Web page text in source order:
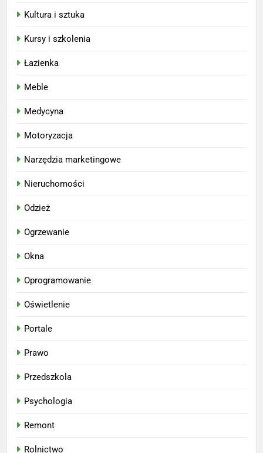
Kultura i sztuka
Kursy i szkolenia
Łazienka
Meble
Medycyna
Motoryzacja
Narzędzia marketingowe
Nieruchomości
Odzież
Ogrzewanie
Okna
Oprogramowanie
Oświetlenie
Portale
Prawo
Przedszkola
Psychologia
Remont
Rolnictwo